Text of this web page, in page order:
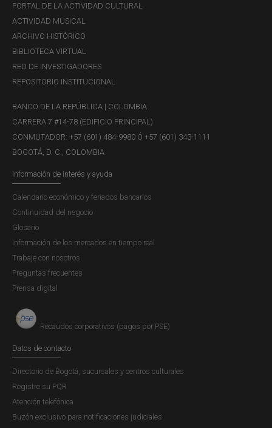
Pague y realice transferencias
Desde la segunda quincena de septiembre de 2025
con Bre-B podrá hacer transferencias desde donde esté,
en cualquier momento y en segundos. Sólo debe conocer
hacerlo.
Aplicación móvil -
Pague y transfiera con código
PORTAL DE LA ACTIVIDAD CULTURAL
ACTIVIDAD MUSICAL
ARCHIVO HISTÓRICO
BIBLIOTECA VIRTUAL
RED DE INVESTIGADORES
REPOSITORIO INSTITUCIONAL
BANCO DE LA REPÚBLICA | COLOMBIA
CARRERA 7 #14-78 (EDIFICIO PRINCIPAL)
CONMUTADOR: +57 (601) 484-9980 Ó +57 (601) 343-1111
BOGOTÁ, D. C., COLOMBIA
Información de interés y ayuda
Calendario económico y feriados bancarios
Continuidad del negocio
Glosario
Información de los mercados en tiempo real
Trabaje con nosotros
Preguntas frecuentes
Prensa digital
Recaudos corporativos (pagos por PSE)
Datos de contacto
Directorio de Bogotá, sucursales y centros culturales
Registre su PQR
Atención telefónica
Buzón exclusivo para notificaciones judiciales